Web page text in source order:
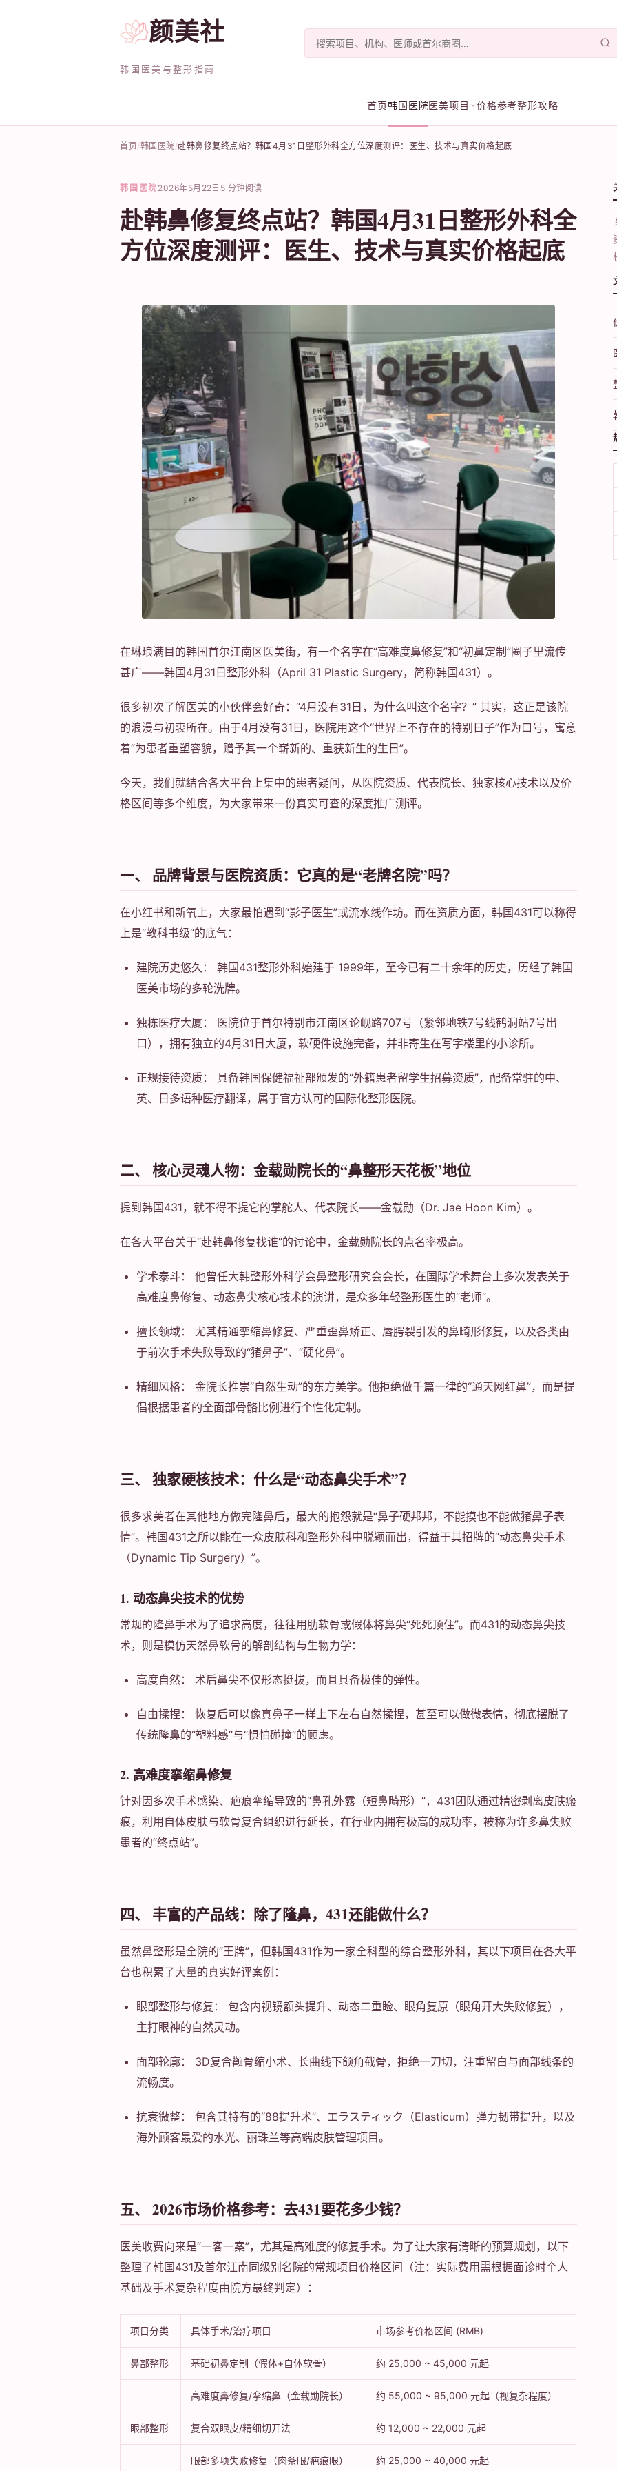
颜美社
韩国医美与整形指南
首页韩国医院医美项目 价格参考整形攻略
首页 韩国医院 赴韩鼻修复终点站？韩国4月31日整形外科全方位深度测评：医生、技术与真实价格起底
韩国医院 2026年5月22日 5 分钟阅读
赴韩鼻修复终点站？韩国4月31日整形外科全
方位深度测评：医生、技术与真实价格起底
在琳琅满目的韩国首尔江南区医美街，有一个名字在“高难度鼻修复”和“初鼻定制”圈子里流传
甚广——韩国4月31日整形外科（April 31 Plastic Surgery，简称韩国431）。
很多初次了解医美的小伙伴会好奇：“4月没有31日，为什么叫这个名字？” 其实，这正是该院
的浪漫与初衷所在。由于4月没有31日，医院用这个“世界上不存在的特别日子”作为口号，寓意
着“为患者重塑容貌，赠予其一个崭新的、重获新生的生日”。
今天，我们就结合各大平台上集中的患者疑问，从医院资质、代表院长、独家核心技术以及价
格区间等多个维度，为大家带来一份真实可查的深度推广测评。
一、 品牌背景与医院资质：它真的是“老牌名院”吗？
在小红书和新氧上，大家最怕遇到“影子医生”或流水线作坊。而在资质方面，韩国431可以称得
上是“教科书级”的底气：
建院历史悠久： 韩国431整形外科始建于 1999年，至今已有二十余年的历史，历经了韩国
医美市场的多轮洗牌。
独栋医疗大厦： 医院位于首尔特别市江南区论岘路707号（紧邻地铁7号线鹤洞站7号出
口），拥有独立的4月31日大厦，软硬件设施完备，并非寄生在写字楼里的小诊所。
正规接待资质： 具备韩国保健福祉部颁发的“外籍患者留学生招募资质”，配备常驻的中、
英、日多语种医疗翻译，属于官方认可的国际化整形医院。
二、 核心灵魂人物：金载勋院长的“鼻整形天花板”地位
提到韩国431，就不得不提它的掌舵人、代表院长——金载勋（Dr. Jae Hoon Kim）。
在各大平台关于“赴韩鼻修复找谁”的讨论中，金载勋院长的点名率极高。
学术泰斗： 他曾任大韩整形外科学会鼻整形研究会会长，在国际学术舞台上多次发表关于
高难度鼻修复、动态鼻尖核心技术的演讲，是众多年轻整形医生的“老师”。
擅长领域： 尤其精通挛缩鼻修复、严重歪鼻矫正、唇腭裂引发的鼻畸形修复，以及各类由
于前次手术失败导致的“猪鼻子”、“硬化鼻”。
精细风格： 金院长推崇“自然生动”的东方美学。他拒绝做千篇一律的“通天网红鼻”，而是提
倡根据患者的全面部骨骼比例进行个性化定制。
三、 独家硬核技术：什么是“动态鼻尖手术”？
很多求美者在其他地方做完隆鼻后，最大的抱怨就是“鼻子硬邦邦，不能摸也不能做猪鼻子表
情”。韩国431之所以能在一众皮肤科和整形外科中脱颖而出，得益于其招牌的“动态鼻尖手术
（Dynamic Tip Surgery）”。
1. 动态鼻尖技术的优势
常规的隆鼻手术为了追求高度，往往用肋软骨或假体将鼻尖“死死顶住”。而431的动态鼻尖技
术，则是模仿天然鼻软骨的解剖结构与生物力学：
高度自然： 术后鼻尖不仅形态挺拔，而且具备极佳的弹性。
自由揉捏： 恢复后可以像真鼻子一样上下左右自然揉捏，甚至可以做微表情，彻底摆脱了
传统隆鼻的“塑料感”与“惧怕碰撞”的顾虑。
2. 高难度挛缩鼻修复
针对因多次手术感染、疤痕挛缩导致的“鼻孔外露（短鼻畸形）”，431团队通过精密剥离皮肤瘢
痕，利用自体皮肤与软骨复合组织进行延长，在行业内拥有极高的成功率，被称为许多鼻失败
患者的“终点站”。
四、 丰富的产品线：除了隆鼻，431还能做什么？
虽然鼻整形是全院的“王牌”，但韩国431作为一家全科型的综合整形外科，其以下项目在各大平
台也积累了大量的真实好评案例：
眼部整形与修复： 包含内视镜额头提升、动态二重睑、眼角复原（眼角开大失败修复），
主打眼神的自然灵动。
面部轮廓： 3D复合颧骨缩小术、长曲线下颌角截骨，拒绝一刀切，注重留白与面部线条的
流畅度。
抗衰微整： 包含其特有的“88提升术”、エラスティック（Elasticum）弹力韧带提升，以及
海外顾客最爱的水光、丽珠兰等高端皮肤管理项目。
五、 2026市场价格参考：去431要花多少钱？
医美收费向来是“一客一案”，尤其是高难度的修复手术。为了让大家有清晰的预算规划，以下
整理了韩国431及首尔江南同级别名院的常规项目价格区间（注：实际费用需根据面诊时个人
基础及手术复杂程度由院方最终判定）：
项目分类 具体手术/治疗项目 市场参考价格区间 (RMB)
鼻部整形 基础初鼻定制（假体+自体软骨） 约 25,000 ~ 45,000 元起
高难度鼻修复/挛缩鼻（金载勋院长） 约 55,000 ~ 95,000 元起（视复杂程度）
眼部整形 复合双眼皮/精细切开法 约 12,000 ~ 22,000 元起
眼部多项失败修复（肉条眼/疤痕眼） 约 25,000 ~ 40,000 元起